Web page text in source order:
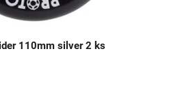
110mm silver 2 ks